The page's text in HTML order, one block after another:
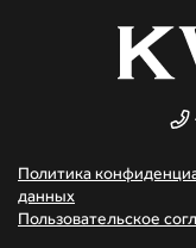
Политика
данных
Пользовательское